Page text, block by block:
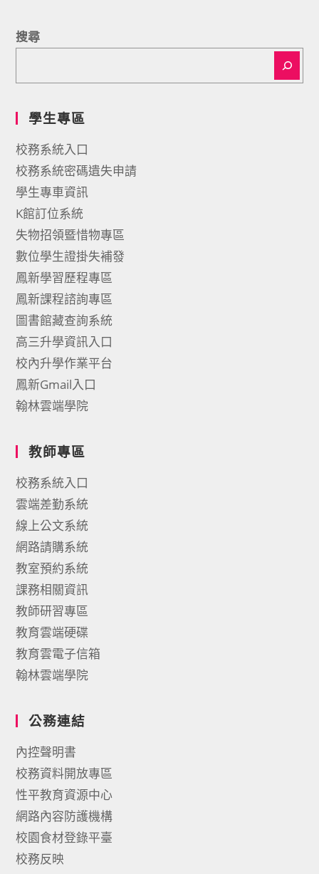
搜尋
學生專區
校務系統入口
校務系統密碼遺失申請
學生專車資訊
K館訂位系統
失物招領暨惜物專區
數位學生證掛失補發
鳳新學習歷程專區
鳳新課程諮詢專區
圖書館藏查詢系統
高三升學資訊入口
校內升學作業平台
鳳新Gmail入口
翰林雲端學院
教師專區
校務系統入口
雲端差勤系統
線上公文系統
網路請購系統
教室預約系統
課務相關資訊
教師研習專區
教育雲端硬碟
教育雲電子信箱
翰林雲端學院
公務連結
內控聲明書
校務資料開放專區
性平教育資源中心
網路內容防護機構
校園食材登錄平臺
校務反映